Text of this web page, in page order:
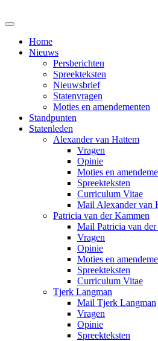
Home
Nieuws
Persberichten
Spreekteksten
Nieuwsbrief
Statenvragen
Moties en amendementen
Standpunten
Statenleden
Alexander van Hattem
Vragen
Opinie
Moties en
Spreekteksten
Curriculum Vitae
Mail Alexander van
Patricia van der Kammen
Mail Patricia van
Vragen
Opinie
Moties en
Spreekteksten
Curriculum Vitae
Tjerk Langman
Mail Tjerk Langman
Vragen
Opinie
Spreekteksten